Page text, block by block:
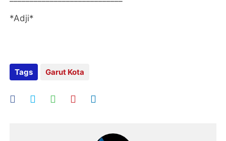
*Adji*
Tags Garut Kota